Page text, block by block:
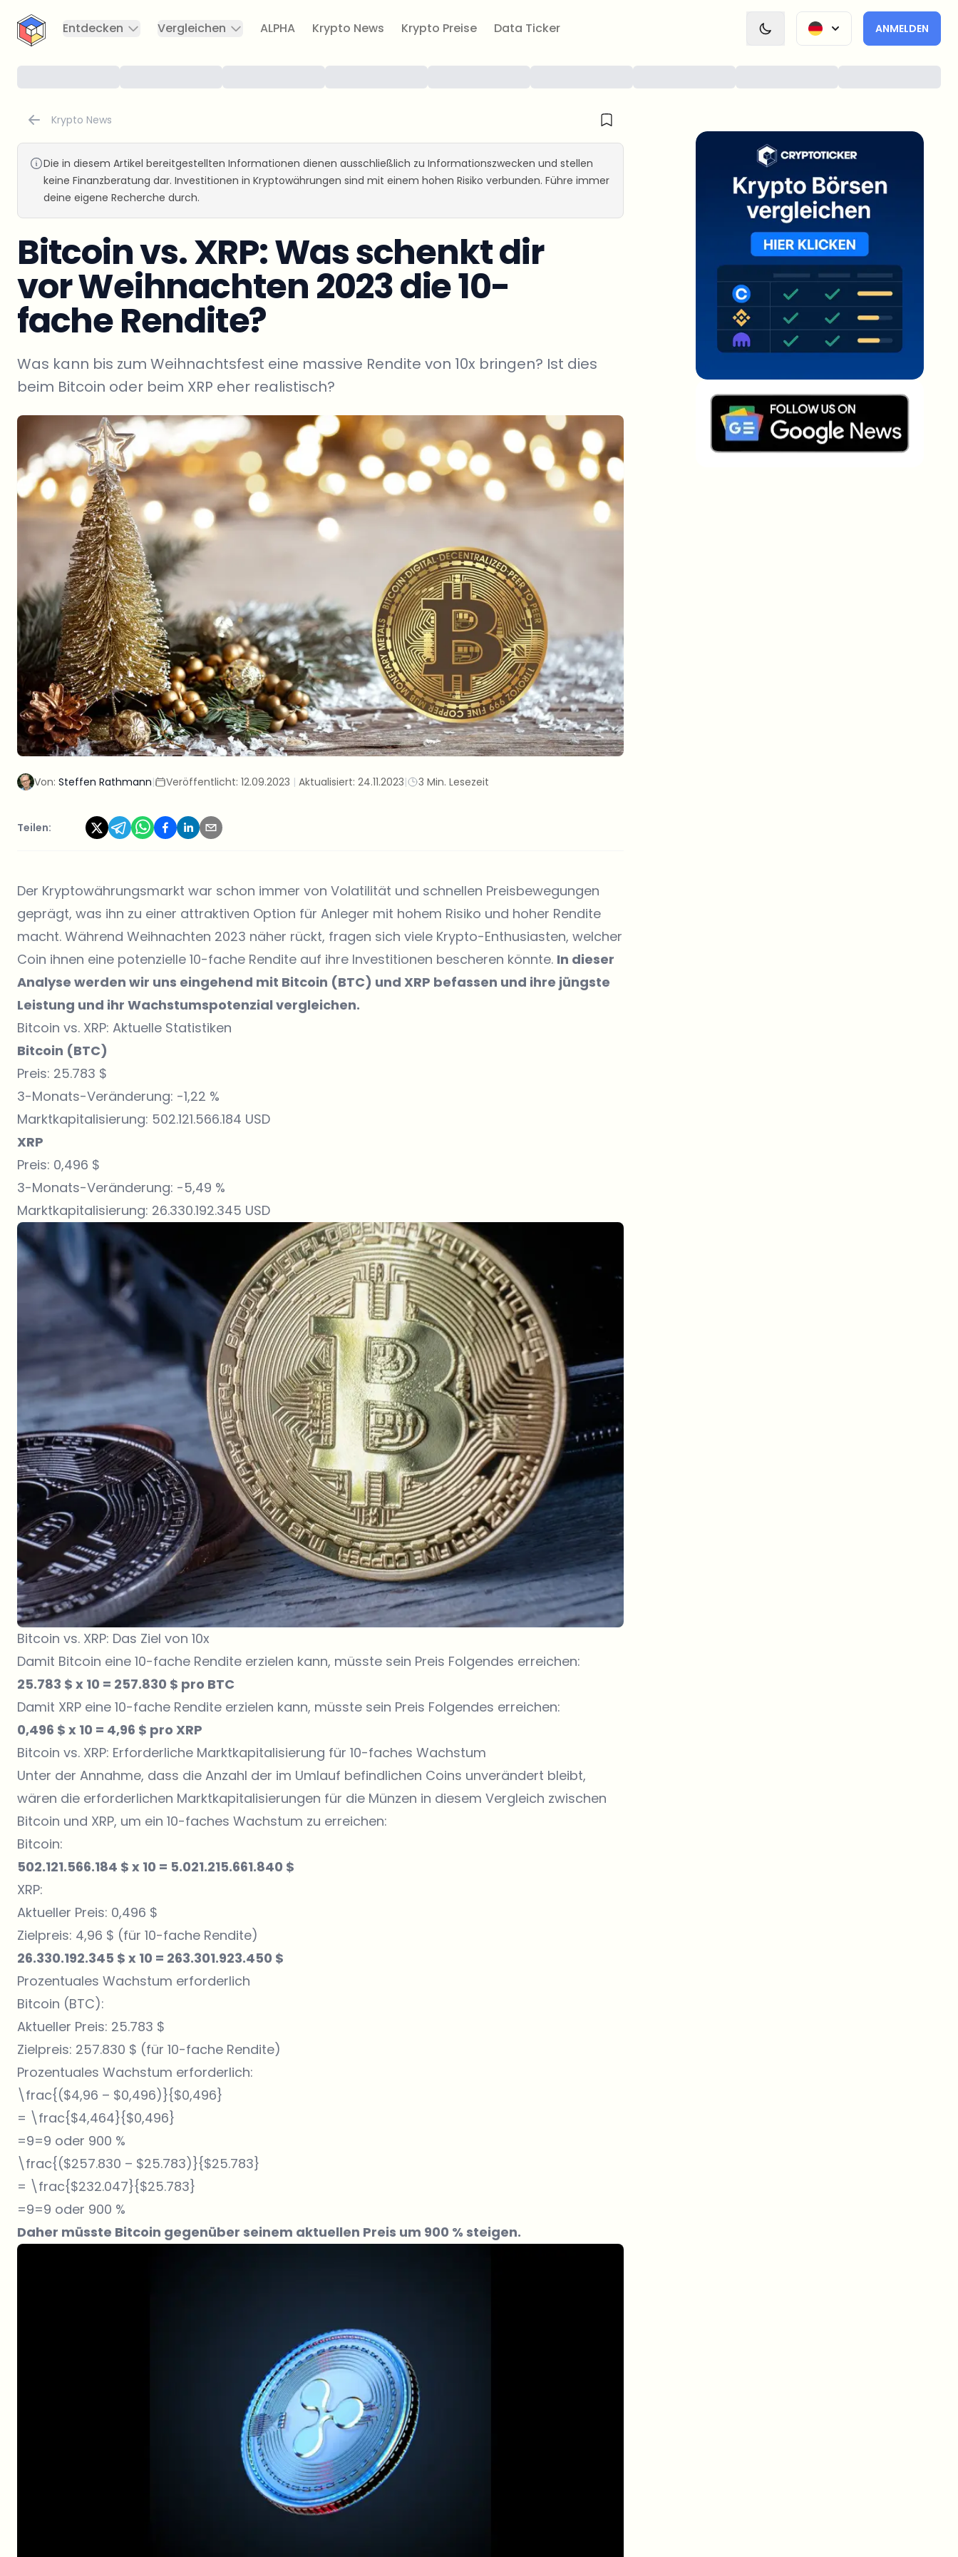
CryptoTicker
Entdecken
Vergleichen ALPHA Krypto News Krypto Preise Data Ticker ANMELDEN
Krypto News
Die in diesem Artikel bereitgestellten Informationen dienen ausschließlich zu Informationszwecken und stellen
keine Finanzberatung dar. Investitionen in Kryptowährungen sind mit einem hohen Risiko verbunden. Führe immer
deine eigene Recherche durch.
Bitcoin vs. XRP: Was schenkt dir
vor Weihnachten 2023 die 10-
fache Rendite?
Was kann bis zum Weihnachtsfest eine massive Rendite von 10x bringen? Ist dies
beim Bitcoin oder beim XRP eher realistisch?
Von: Steffen Rathmann| Veröffentlicht: 12.09.2023 | Aktualisiert: 24.11.2023| 3 Min. Lesezeit
Teilen:
Der Kryptowährungsmarkt war schon immer von Volatilität und schnellen Preisbewegungen
geprägt, was ihn zu einer attraktiven Option für Anleger mit hohem Risiko und hoher Rendite
macht. Während Weihnachten 2023 näher rückt, fragen sich viele Krypto-Enthusiasten, welcher
Coin ihnen eine potenzielle 10-fache Rendite auf ihre Investitionen bescheren könnte. In dieser
Analyse werden wir uns eingehend mit Bitcoin (BTC) und XRP befassen und ihre jüngste
Leistung und ihr Wachstumspotenzial vergleichen.
Bitcoin vs. XRP: Aktuelle Statistiken
Bitcoin (BTC)
Preis: 25.783 $
3-Monats-Veränderung: -1,22 %
Marktkapitalisierung: 502.121.566.184 USD
XRP
Preis: 0,496 $
3-Monats-Veränderung: -5,49 %
Marktkapitalisierung: 26.330.192.345 USD
Bitcoin vs. XRP: Das Ziel von 10x
Damit Bitcoin eine 10-fache Rendite erzielen kann, müsste sein Preis Folgendes erreichen:
25.783 $ x 10 = 257.830 $ pro BTC
Damit XRP eine 10-fache Rendite erzielen kann, müsste sein Preis Folgendes erreichen:
0,496 $ x 10 = 4,96 $ pro XRP
Bitcoin vs. XRP: Erforderliche Marktkapitalisierung für 10-faches Wachstum
Unter der Annahme, dass die Anzahl der im Umlauf befindlichen Coins unverändert bleibt,
wären die erforderlichen Marktkapitalisierungen für die Münzen in diesem Vergleich zwischen
Bitcoin und XRP, um ein 10-faches Wachstum zu erreichen:
Bitcoin:
502.121.566.184 $ x 10 = 5.021.215.661.840 $
XRP:
Aktueller Preis: 0,496 $
Zielpreis: 4,96 $ (für 10-fache Rendite)
26.330.192.345 $ x 10 = 263.301.923.450 $
Prozentuales Wachstum erforderlich
Bitcoin (BTC):
Aktueller Preis: 25.783 $
Zielpreis: 257.830 $ (für 10-fache Rendite)
Prozentuales Wachstum erforderlich:
\frac{($4,96 – $0,496)}{$0,496}
= \frac{$4,464}{$0,496}
=9=9 oder 900 %
\frac{($257.830 – $25.783)}{$25.783}
= \frac{$232.047}{$25.783}
=9=9 oder 900 %
Daher müsste Bitcoin gegenüber seinem aktuellen Preis um 900 % steigen.